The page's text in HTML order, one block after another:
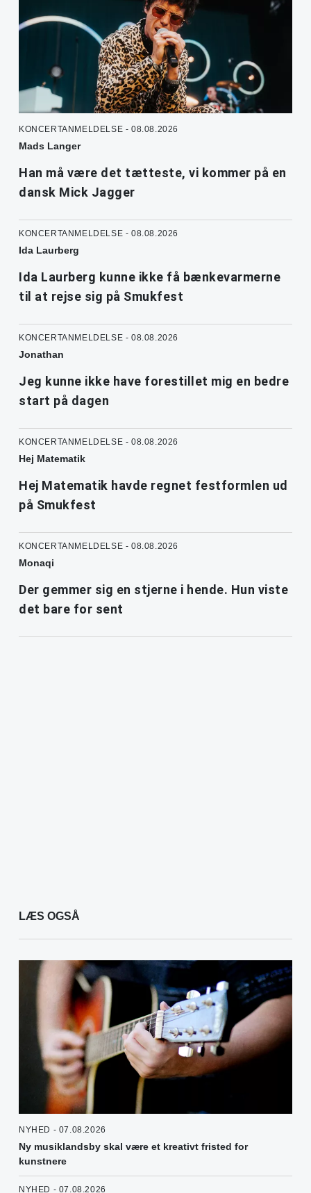
KONCERTANMELDELSE - 08.08.2026
Mads Langer
Han må være det tætteste, vi kommer på en
dansk Mick Jagger
KONCERTANMELDELSE - 08.08.2026
Ida Laurberg
Ida Laurberg kunne ikke få bænkevarmerne
til at rejse sig på Smukfest
KONCERTANMELDELSE - 08.08.2026
Jonathan
Jeg kunne ikke have forestillet mig en bedre
start på dagen
KONCERTANMELDELSE - 08.08.2026
Hej Matematik
Hej Matematik havde regnet festformlen ud
på Smukfest
KONCERTANMELDELSE - 08.08.2026
Monaqi
Der gemmer sig en stjerne i hende. Hun viste
det bare for sent
LÆS OGSÅ
NYHED - 07.08.2026
Ny musiklandsby skal være et kreativt fristed for
kunstnere
NYHED - 07.08.2026